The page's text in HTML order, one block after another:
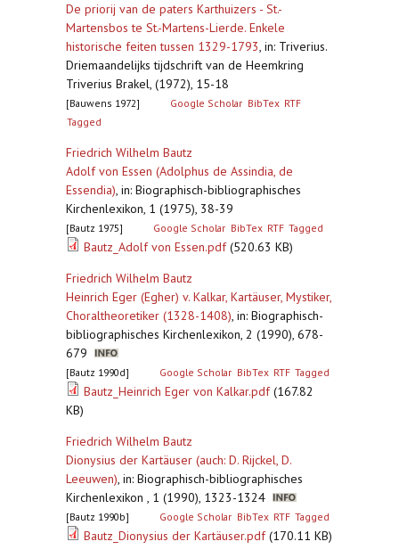
De priorij van de paters Karthuizers - St.-
Martensbos te St.-Martens-Lierde. Enkele
historische feiten tussen 1329-1793, in: Triverius.
Driemaandelijks tijdschrift van de Heemkring
Triverius Brakel, (1972), 15-18
[Bauwens 1972] Google Scholar BibTex RTF
Tagged
Friedrich Wilhelm Bautz
Adolf von Essen (Adolphus de Assindia, de
Essendia), in: Biographisch-bibliographisches
Kirchenlexikon, 1 (1975), 38-39
[Bautz 1975] Google Scholar BibTex RTF Tagged
Bautz_Adolf von Essen.pdf(520.63 KB)
Friedrich Wilhelm Bautz
Heinrich Eger (Egher) v. Kalkar, Kartäuser, Mystiker,
Choraltheoretiker (1328-1408), in: Biographisch-
bibliographisches Kirchenlexikon, 2 (1990), 678-
679
[Bautz 1990d] Google Scholar BibTex RTF Tagged
Bautz_Heinrich Eger von Kalkar.pdf(167.82
KB)
Friedrich Wilhelm Bautz
Dionysius der Kartäuser (auch: D. Rijckel, D.
Leeuwen), in: Biographisch-bibliographisches
Kirchenlexikon , 1 (1990), 1323-1324
[Bautz 1990b] Google Scholar BibTex RTF Tagged
Bautz_Dionysius der Kartäuser.pdf(170.11 KB)